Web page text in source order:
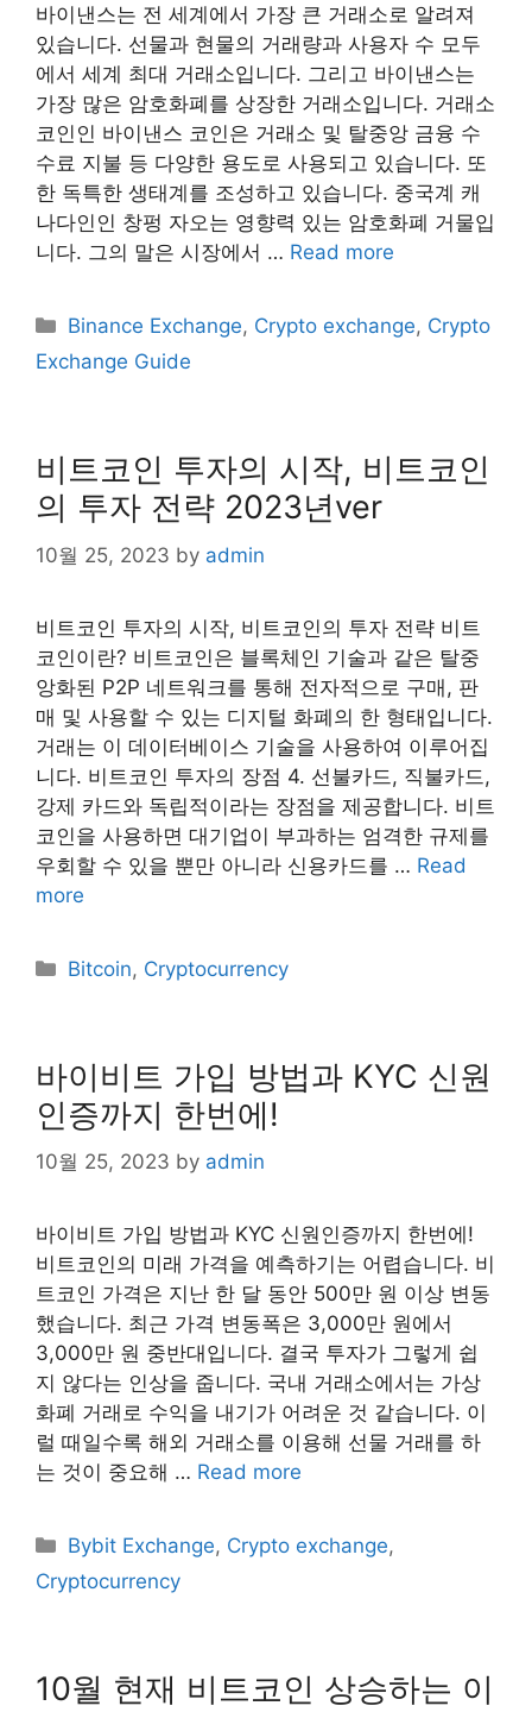
바이낸스는 전 세계에서 가장 큰 거래소로 알려져
있습니다. 선물과 현물의 거래량과 사용자 수 모두
에서 세계 최대 거래소입니다. 그리고 바이낸스는
가장 많은 암호화폐를 상장한 거래소입니다. 거래소
코인인 바이낸스 코인은 거래소 및 탈중앙 금융 수
수료 지불 등 다양한 용도로 사용되고 있습니다. 또
한 독특한 생태계를 조성하고 있습니다. 중국계 캐
나다인인 창펑 자오는 영향력 있는 암호화폐 거물입
니다. 그의 말은 시장에서 … Read more
Categories
Binance Exchange, Crypto exchange, Crypto
Exchange Guide
비트코인 투자의 시작, 비트코인
의 투자 전략 2023년ver
10월 25, 2023 by admin
비트코인 투자의 시작, 비트코인의 투자 전략 비트
코인이란? 비트코인은 블록체인 기술과 같은 탈중
앙화된 P2P 네트워크를 통해 전자적으로 구매, 판
매 및 사용할 수 있는 디지털 화폐의 한 형태입니다.
거래는 이 데이터베이스 기술을 사용하여 이루어집
니다. 비트코인 투자의 장점 4. 선불카드, 직불카드,
강제 카드와 독립적이라는 장점을 제공합니다. 비트
코인을 사용하면 대기업이 부과하는 엄격한 규제를
우회할 수 있을 뿐만 아니라 신용카드를 … Read
more
Categories
Bitcoin, Cryptocurrency
바이비트 가입 방법과 KYC 신원
인증까지 한번에!
10월 25, 2023 by admin
바이비트 가입 방법과 KYC 신원인증까지 한번에!
비트코인의 미래 가격을 예측하기는 어렵습니다. 비
트코인 가격은 지난 한 달 동안 500만 원 이상 변동
했습니다. 최근 가격 변동폭은 3,000만 원에서
3,000만 원 중반대입니다. 결국 투자가 그렇게 쉽
지 않다는 인상을 줍니다. 국내 거래소에서는 가상
화폐 거래로 수익을 내기가 어려운 것 같습니다. 이
럴 때일수록 해외 거래소를 이용해 선물 거래를 하
는 것이 중요해 … Read more
Categories
Bybit Exchange, Crypto exchange,
Cryptocurrency
10월 현재 비트코인 상승하는 이